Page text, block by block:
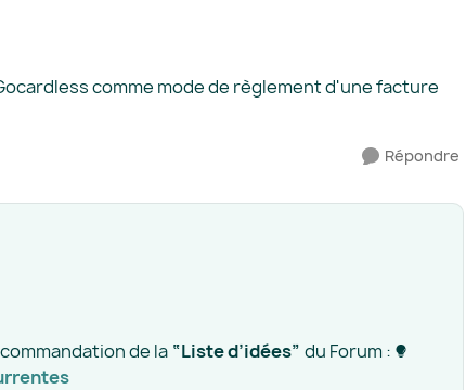
comme mode de règlement d'une facture
Répondre
de la “Liste d’idées” du Forum :